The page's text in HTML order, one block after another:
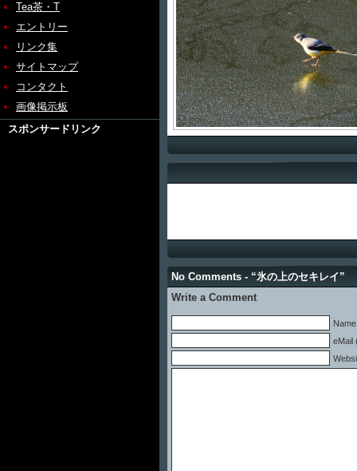
Tea茶・T
エントリー
リンク集
サイトマップ
コンタクト
画像掲示板
スポンサードリンク
No Comments - “氷の上のセキレイ”
Write a Comment
eMail